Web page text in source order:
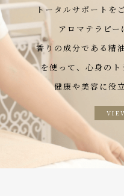
トータルサポートを
アロマテラピ
香りの成分である精
を使って、心身のト
健康や美容に役